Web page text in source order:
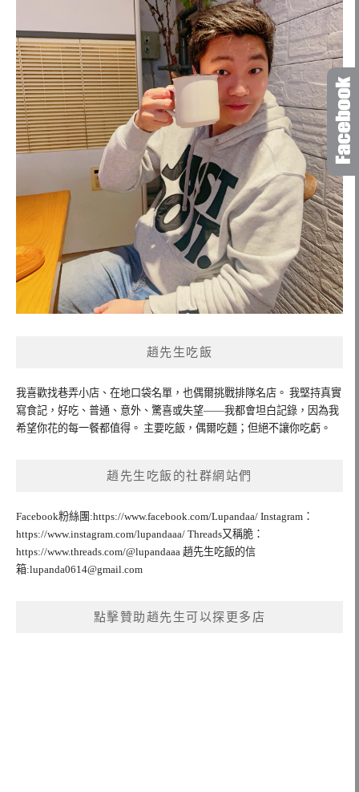
趙先生吃飯
我喜歡找巷弄小店、在地口袋名單，也偶爾挑戰排隊名店。 我堅持真實
寫食記，好吃、普通、意外、驚喜或失望——我都會坦白記錄，因為我
希望你花的每一餐都值得。 主要吃飯，偶爾吃麵；但絕不讓你吃虧。
趙先生吃飯的社群網站們
Facebook粉絲團:https://www.facebook.com/Lupandaa/ Instagram：
https://www.instagram.com/lupandaaa/ Threads又稱脆：
https://www.threads.com/@lupandaaa 趙先生吃飯的信
箱:lupanda0614@gmail.com
點擊贊助趙先生可以探更多店